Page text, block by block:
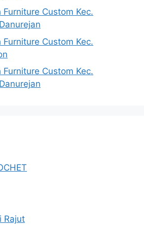
Custom Kec.
Custom Kec.
Custom Kec.
Rajut